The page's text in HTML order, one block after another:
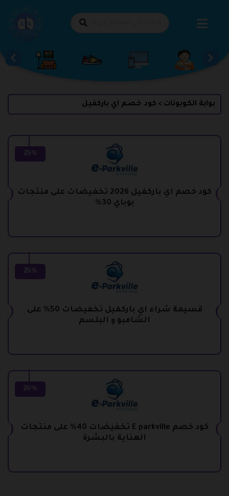
بوابة الكوبونات > كود خصم اي باركفيل
25%
كود خصم اي باركفيل 2026 تخفيضات على منتجات
بوباي 30%
25%
قسيمة شراء اي باركفيل تخفيضات 50% على
الشامبو و البلسم
20%
كود خصم E parkville تخفيضات 40% على منتجات
العناية بالبشرة